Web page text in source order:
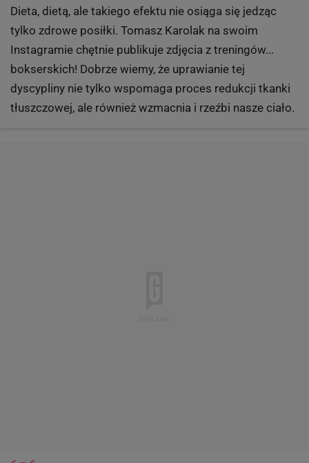
Dieta, dietą, ale takiego efektu nie osiąga się jedząc
tylko zdrowe posiłki. Tomasz Karolak na swoim
Instagramie chętnie publikuje zdjęcia z treningów...
bokserskich! Dobrze wiemy, że uprawianie tej
dyscypliny nie tylko wspomaga proces redukcji tkanki
tłuszczowej, ale również wzmacnia i rzeźbi nasze ciało.